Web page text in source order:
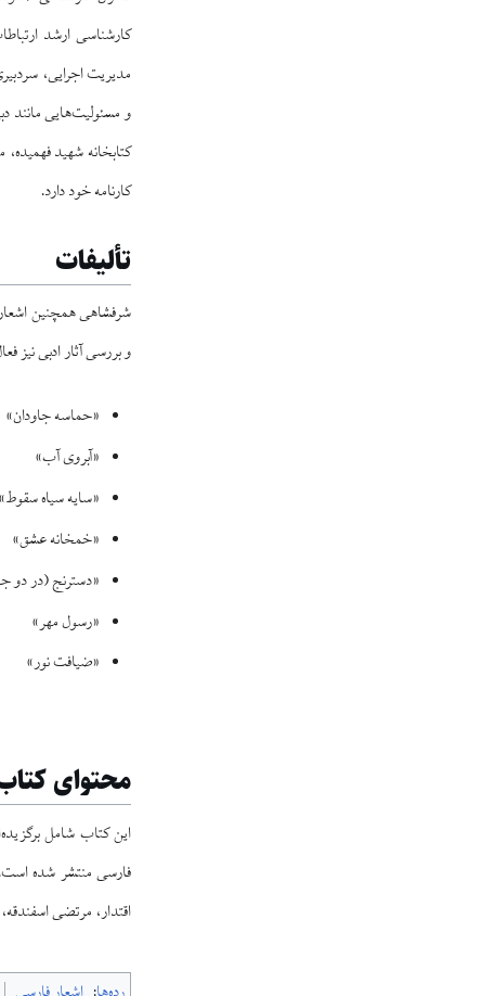
کارشناسی ارشد
مدیریت اجرایی،
و مسئولیت‌هایی مانند
کتابخانه شهید
کارنامه خود دارد.
تألیفات
شرفشاهی همچنین
و بررسی آثار ادبی نیز
«حماسه جاودان»
«آبروی آب»
«سایه سیاه سقوط»
«خمخانه عشق»
«دسترنج (در دو
«رسول مهر»
«ضیافت نور»
محتوای
این کتاب شامل
اقتدار، مرتضی